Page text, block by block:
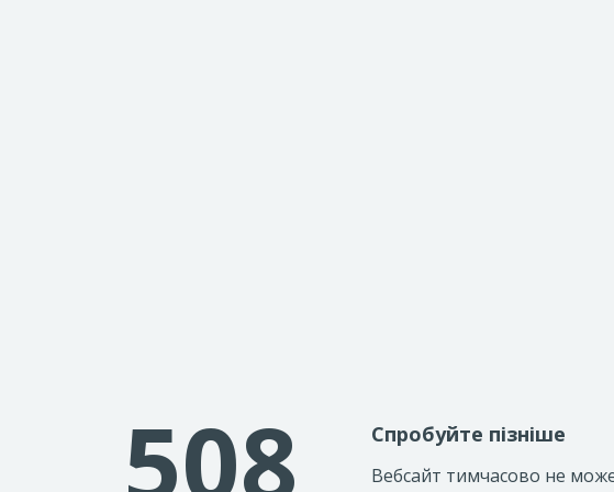
508 Спробуйте пізніше
Вебсайт тимчасово не